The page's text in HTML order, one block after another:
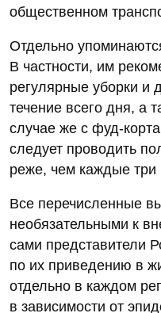
общественном
Отдельно
В частности, им
регулярные уборки
течение всего дня, а
случае же с фуд-
следует проводить
реже, чем каждые три
Все перечисленные
необязательными к
сами представители
по их приведению в
отдельно в каждом
в зависимости от